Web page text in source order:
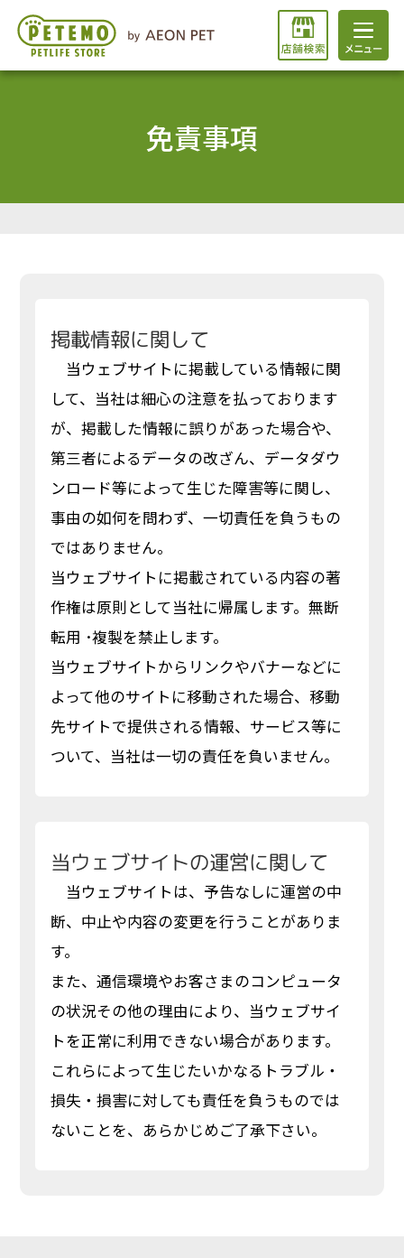
免責事項
掲載情報に関して
当ウェブサイトに掲載している情報に関
して、当社は細心の注意を払っております
が、掲載した情報に誤りがあった場合や、
第三者によるデータの改ざん、データダウ
ンロード等によって生じた障害等に関し、
事由の如何を問わず、一切責任を負うもの
ではありません。
当ウェブサイトに掲載されている内容の著
作権は原則として当社に帰属します。無断
転用 ･複製を禁止します。
当ウェブサイトからリンクやバナーなどに
よって他のサイトに移動された場合、移動
先サイトで提供される情報、サービス等に
ついて、当社は一切の責任を負いません。
当ウェブサイトの運営に関して
当ウェブサイトは、予告なしに運営の中
断、中止や内容の変更を行うことがありま
す。
また、通信環境やお客さまのコンピュータ
の状況その他の理由により、当ウェブサイ
トを正常に利用できない場合があります。
これらによって生じたいかなるトラブル・
損失・損害に対しても責任を負うものでは
ないことを、あらかじめご了承下さい。